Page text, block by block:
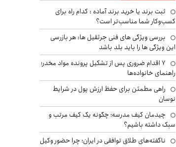
ثبت برند یا خرید برند آماده : کدام راه برای
کسب‌وکار شما مناسب‌تر است؟
بررسی ویژگی های فنی جرثقیل ها: هر بازرسی
این ویژگی ها را باید بلد باشد
۷ اقدام ضروری پس از تشکیل پرونده مواد مخدر؛
راهنمای خانواده‌ها
راهی مطمئن برای حفظ ارزش پول در شرایط
نوسان
چیدمان کیف مدرسه؛ چگونه یک کیف مرتب و
سبک داشته باشیم؟
ناگفته‌های طلاق توافقی در ایران؛ چرا حضور وکیل